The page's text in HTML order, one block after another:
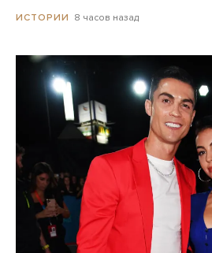
ИСТОРИИ 8 часов назад